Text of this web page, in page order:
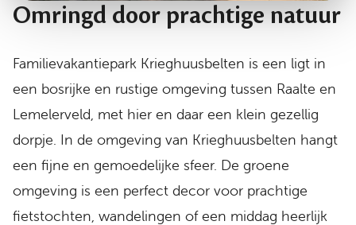
Omringd door prachtige natuur
Familievakantiepark Krieghuusbelten is een ligt in
een bosrijke en rustige omgeving tussen Raalte en
Lemelerveld, met hier en daar een klein gezellig
dorpje. In de omgeving van Krieghuusbelten hangt
een fijne en gemoedelijke sfeer. De groene
omgeving is een perfect decor voor prachtige
fietstochten, wandelingen of een middag heerlijk